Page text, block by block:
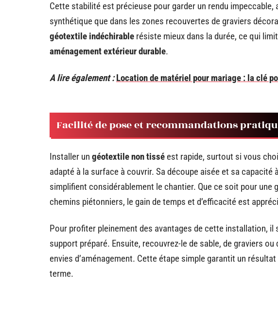
Cette stabilité est précieuse pour garder un rendu impeccable,
synthétique que dans les zones recouvertes de graviers
géotextile indéchirable résiste mieux dans la durée, ce qui
aménagement extérieur durable.
A lire également : Location de matériel pour mariage : la clé
Facilité de pose et recommandations
Installer un géotextile non tissé est rapide, surtout si vous
adapté à la surface à couvrir. Sa découpe aisée et sa capacité
simplifient considérablement le chantier. Que ce soit pour une
chemins piétonniers, le gain de temps et d’efficacité est
Pour profiter pleinement des avantages de cette installation,
support préparé. Ensuite, recouvrez-le de sable, de graviers
envies d’aménagement. Cette étape simple garantit un
terme.